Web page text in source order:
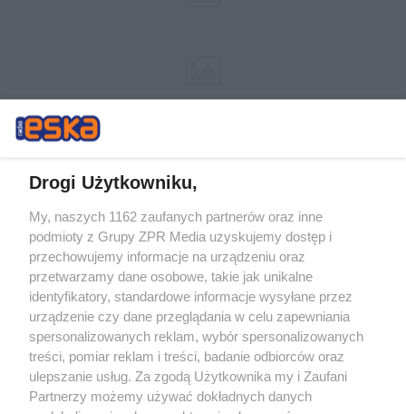
Żaden utwór zamieszczony w serwisie nie może być powielany i
rozpowszechniany lub dalej rozpowszechniany w jakikolwiek sposób (w
tym także elektroniczny lub mechaniczny) na jakimkolwiek polu
eksploatacji w jakiejkolwiek formie, włącznie z umieszczaniem w
Internecie bez pisemnej zgody właściciela praw. Jakiekolwiek użycie lub
wykorzystanie utworów w całości lub w części z naruszeniem prawa,
tzn. bez właściwej zgody, jest zabronione pod groźbą kary i może być
ścigane prawnie.
Drogi Użytkowniku,
My, naszych 1162 zaufanych partnerów oraz inne
podmioty z Grupy ZPR Media uzyskujemy dostęp i
przechowujemy informacje na urządzeniu oraz
przetwarzamy dane osobowe, takie jak unikalne
identyfikatory, standardowe informacje wysyłane przez
urządzenie czy dane przeglądania w celu zapewniania
spersonalizowanych reklam, wybór spersonalizowanych
treści, pomiar reklam i treści, badanie odbiorców oraz
ulepszanie usług. Za zgodą Użytkownika my i Zaufani
Partnerzy możemy używać dokładnych danych